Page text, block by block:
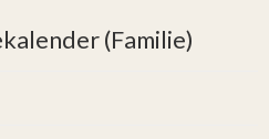
(Familie)